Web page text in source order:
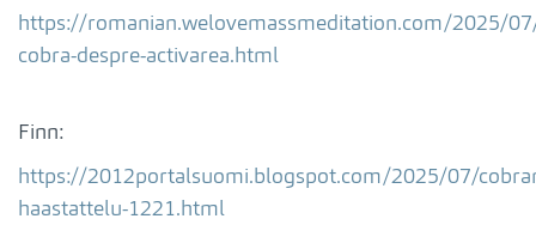
https://romanian.welovemassmeditation.com/2025/
cobra-despre-activarea.html
Finn:
https://2012portalsuomi.blogspot.com/2025/07/
haastattelu-1221.html